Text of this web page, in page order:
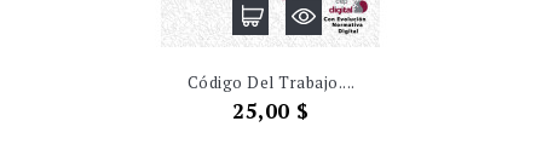
Código Del Trabajo....
Precio
25,00 $